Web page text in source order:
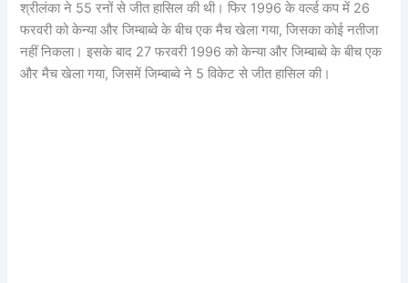
श्रीलंका ने 55 रनों से जीत हासिल की थी। फिर 1996 के वर्ल्ड कप में 26
फरवरी को केन्या और जिम्बाब्वे के बीच एक मैच खेला गया, जिसका कोई नतीजा
नहीं निकला। इसके बाद 27 फरवरी 1996 को केन्या और जिम्बाब्वे के बीच एक
और मैच खेला गया, जिसमें जिम्बाब्वे ने 5 विकेट से जीत हासिल की।